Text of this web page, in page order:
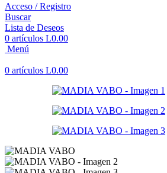
Acceso / Registro
Buscar
Lista de Deseos
0 artículos L0.00
Menú
0 artículos L0.00